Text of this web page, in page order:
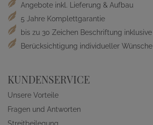
Angebote inkl. Lieferung & Aufbau
5 Jahre Komplettgarantie
bis zu 30 Zeichen Beschriftung inklusive
Berücksichtigung individueller Wünsche
KUNDENSERVICE
Unsere Vorteile
Fragen und Antworten
Streitbeilegung